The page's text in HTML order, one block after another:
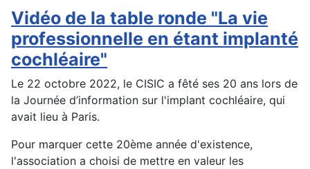
Vidéo de la table ronde "La vie
professionnelle en étant implanté
cochléaire"
Le 22 octobre 2022, le CISIC a fêté ses 20 ans lors de
la Journée d’information sur l'implant cochléaire, qui
avait lieu à Paris.
Pour marquer cette 20ème année d'existence,
l'association a choisi de mettre en valeur les